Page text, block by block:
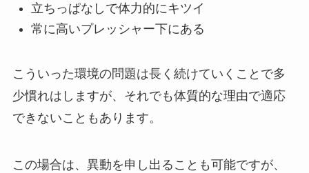
立ちっぱなしで体力的にキツイ
常に高いプレッシャー下にある
こういった環境の問題は長く続けていくことで多
少慣れはしますが、それでも体質的な理由で適応
できないこともあります。
この場合は、異動を申し出ることも可能ですが、